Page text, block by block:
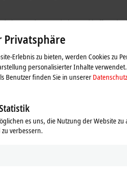
werden. Durch den Beckhoff Service
von systemintegrierten,
und Zeitsynchronisation.
Privatsphäre
Erlebnis zu bieten, werden Cookies zu
personalisierter Inhalte
Benutzer finden Sie in unserer
es uns, die Nutzung der Website
verbessern.